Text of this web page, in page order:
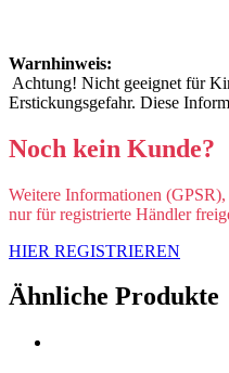
Warnhinweis:
Achtung! Nicht geeignet für
Erstickungsgefahr. Diese
Noch kein Kunde?
Weitere Informationen
nur für registrierte Händler
HIER REGISTRIEREN
Ähnliche Produkte